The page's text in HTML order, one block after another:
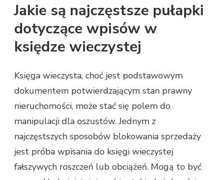
Jakie są najczęstsze pułapki
dotyczące wpisów w
księdze wieczystej
Księga wieczysta, choć jest podstawowym
dokumentem potwierdzającym stan prawny
nieruchomości, może stać się polem do
manipulacji dla oszustów. Jednym z
najczęstszych sposobów blokowania sprzedaży
jest próba wpisania do księgi wieczystej
fałszywych roszczeń lub obciążeń. Mogą to być